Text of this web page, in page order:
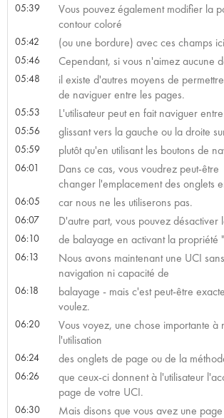
05:39
Vous pouvez également modifier la
contour coloré
05:42 (ou une bordure) avec ces champs
05:46 Cependant, si vous n'aimez aucune
05:48
il existe d'autres moyens de
de naviguer entre les pages.
05:53 L'utilisateur peut en fait naviguer
05:56 glissant vers la gauche ou la droite
05:59 plutôt qu'en utilisant les boutons de
06:01
Dans ce cas, vous voudrez peut-être
changer l'emplacement des onglets
06:05 car nous ne les utiliserons pas.
06:07 D'autre part, vous pouvez désactiver
06:10 de balayage en activant la propriété
06:13
Nous avons maintenant une UCI
navigation ni capacité de
06:18
balayage - mais c'est peut-être
voulez.
06:20
Vous voyez, une chose importante à
l'utilisation
06:24 des onglets de page ou de la
06:26
que ceux-ci donnent à l'utilisateur
page de votre UCI.
06:30
Mais disons que vous avez une